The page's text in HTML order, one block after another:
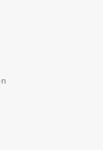
75